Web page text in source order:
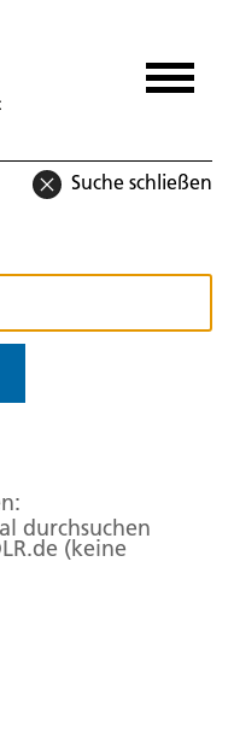
Suche schließen
durchsuchen
(keine